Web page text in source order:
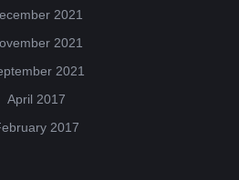
2021
2021
2021
April 2017
2017